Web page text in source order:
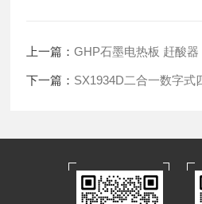
上一篇：GHP石墨电热板 赶酸器
下一篇： SX1934D二合一数字式